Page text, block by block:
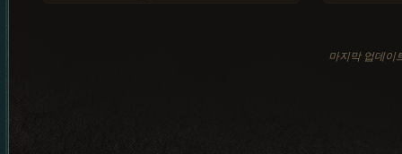
마지막 업데이